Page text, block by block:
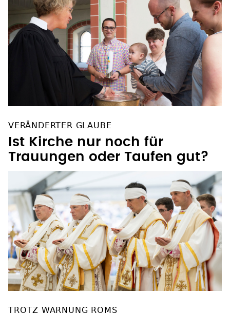
VERÄNDERTER GLAUBE
Ist Kirche nur noch für
Trauungen oder Taufen gut?
TROTZ WARNUNG ROMS